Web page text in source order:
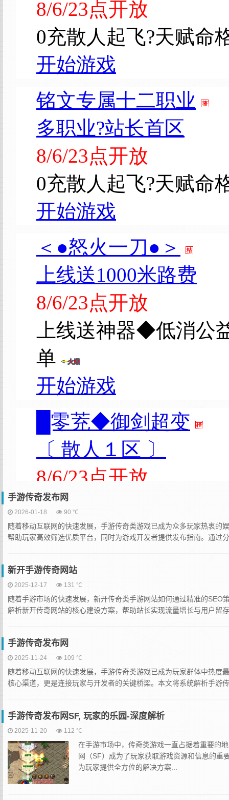
手游传奇发布网
2026-01-18 90 ℃
随着移动互联网的快速发展，手游传奇类游戏已成为众多玩家热衷
帮助玩家高效筛选优质平台，同时为游戏开发者提供发布指南。通过
新开手游传奇网站
2025-12-17 131 ℃
随着手游市场的快速发展，新开传奇类手游网站如何通过精准的
解析新开传奇网站的核心建设方案，帮助站长实现流量增长与用户留
手游传奇发布网
2025-11-24 109 ℃
随着移动互联网的快速发展，手游传奇类游戏已成为玩家群体中热
核心渠道，更是连接玩家与开发者的关键桥梁。本文将系统解析手游
手游传奇发布网SF, 玩家的乐园-深度解析
2025-11-20 112 ℃
在手游市场中，传奇类游戏一直占据着重要的
网（SF）成为了玩家获取游戏资源和信息的重
为玩家提供全方位的解决方案...